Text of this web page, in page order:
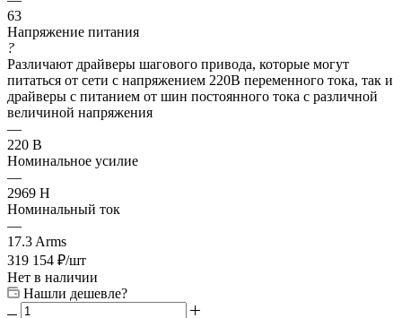
63
Напряжение питания
?
Различают драйверы шагового привода, которые могут
питаться от сети с напряжением 220В переменного тока, так и
драйверы с питанием от шин постоянного тока с различной
величиной напряжения
—
220 В
Номинальное усилие
—
2969 Н
Номинальный ток
—
17.3 Arms
319 154 ₽/шт
Нет в наличии
Нашли дешевле?